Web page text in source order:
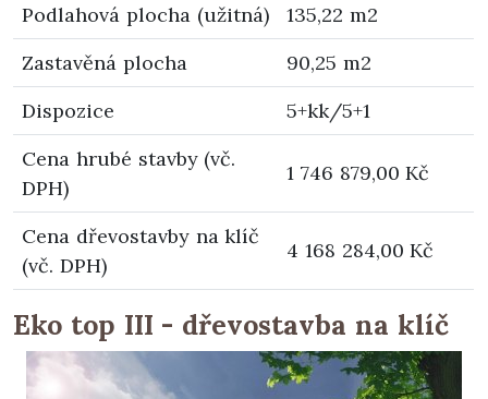
Podlahová plocha (užitná)
135,22 m2
Zastavěná plocha
90,25 m2
Dispozice
5+kk/5+1
Cena hrubé stavby (vč.
DPH)
1 746 879,00 Kč
Cena dřevostavby na klíč
(vč. DPH)
4 168 284,00 Kč
Eko top III - dřevostavba na klíč